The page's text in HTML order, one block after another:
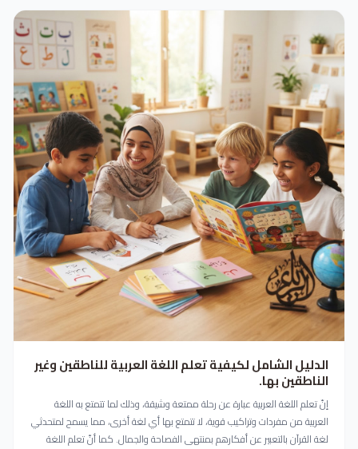
الدليل الشامل لكيفية تعلم اللغة العربية للناطقين وغير
الناطقين بها.
إنّ تعلم اللغة العربية عبارة عن رحلة ممتعة وشيقة، وذلك لما تتمتع به اللغة
العربية من مفردات وتراكيب قوية، لا تتمتع بها أي لغة أخرى، مما يسمح لمتحدثي
لغة القرآن بالتعبير عن أفكارهم بمنتهى الفصاحة والجمال. كما أنّ تعلم اللغة